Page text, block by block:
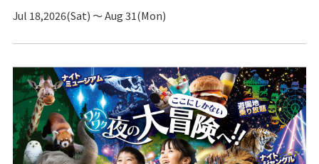
Jul 18,2026(Sat) ～ Aug 31(Mon)